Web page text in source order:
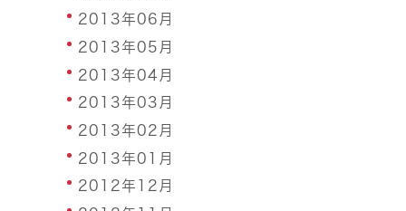
2013年06月
2013年05月
2013年04月
2013年03月
2013年02月
2013年01月
2012年12月